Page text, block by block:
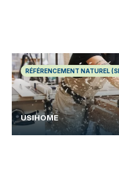
RÉFÉRENCEMENT NATUREL
USIHOME